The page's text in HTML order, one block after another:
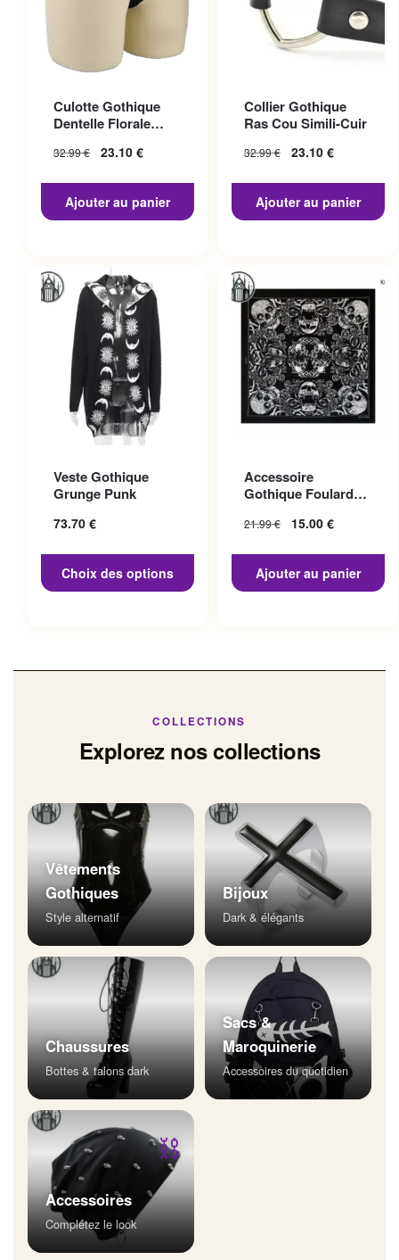
Culotte Gothique
Dentelle Florale
32.99€ 23.10 €
Ajouter au panier
Collier Gothique
Ras Cou Simili-Cuir
32.99€ 23.10 €
Ajouter au panier
Veste Gothique
Grunge Punk
73.70 €
Choix des options
variations. Les options
peuvent être choisies sur la
page du produit
Accessoire
Gothique Foulard
21.99€ 15.00 €
Ajouter au panier
COLLECTIONS
Explorez nos collections
Vêtements
Gothiques
Style alternatif
Bijoux
Dark & élégants
Chaussures
Bottes & talons dark
Sacs &
Maroquinerie
Accessoires du quotidien
⛓
Accessoires
Complétez le look